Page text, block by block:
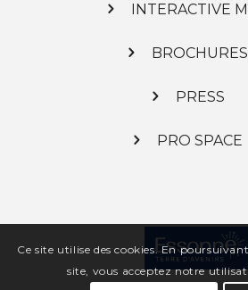
INTERACTIVE
BROCHURES
PRESS
PRO SPACE
Ce site utilise des cookies. En
site, vous acceptez notre